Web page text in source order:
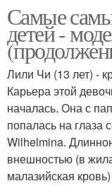
прическа
Модный
прическа
Макияж и
девочек
Самые
детей -
Лили Чи (13 лет) -
Карьера этой
началась. Она с
попалась на глаза
Wilhelmina.
внешностью (в
малазийская